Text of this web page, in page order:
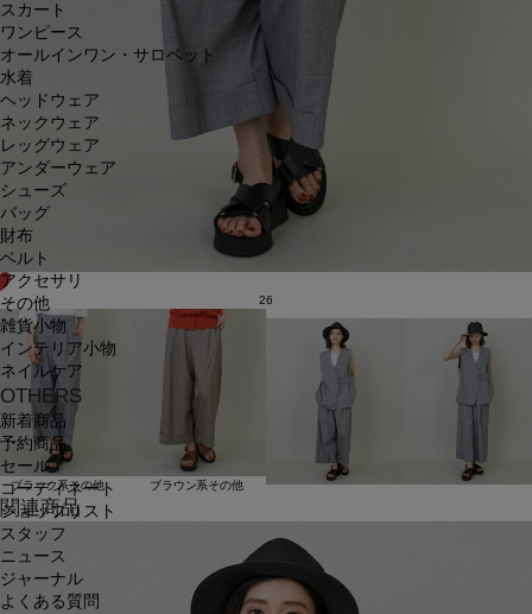
スカート
ワンピース
オールインワン・サロペット
水着
ヘッドウェア
ネックウェア
レッグウェア
アンダーウェア
シューズ
バッグ
財布
ベルト
アクセサリ
その他
雑貨小物
インテリア小物
ネイルケア
OTHERS
新着商品
予約商品
セール
コーディネート
ショップリスト
スタッフ
ニュース
ジャーナル
よくある質問
26
ブラック系その他 ブラウン系その他
関連商品